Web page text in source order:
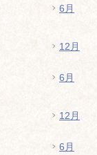
6月
12月
6月
12月
6月